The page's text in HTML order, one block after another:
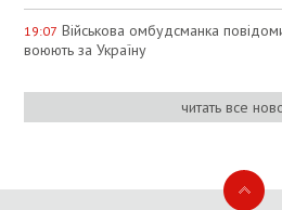
19:07 Військова омбудсманка
воюють за Україну
читать все